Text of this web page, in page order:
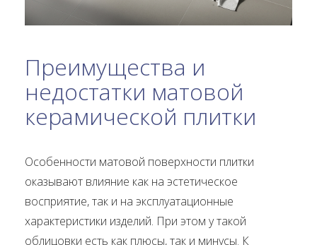
Преимущества и
недостатки матовой
керамической плитки
Особенности матовой поверхности плитки
оказывают влияние как на эстетическое
восприятие, так и на эксплуатационные
характеристики изделий. При этом у такой
облицовки есть как плюсы, так и минусы. К